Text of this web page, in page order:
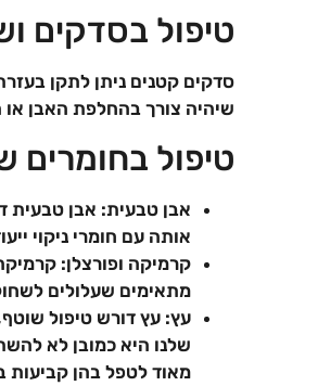
טיפול בסדקים
סדקים קטנים ניתן לתקן
שיהיה צורך בהחלפת האבן
טיפול בחומרים
אבן טבעית: אבן טבעית
אותה עם חומרי ניקוי
קרמיקה ופורצלן:
מתאימים שעלולים
עץ: עץ דורש טיפול
שלנו היא כמובן לא
מאוד לטפל בהן קביעות